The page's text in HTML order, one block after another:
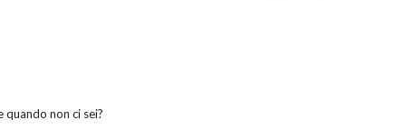
quando non ci sei?